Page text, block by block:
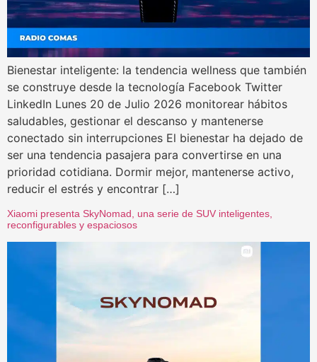
Bienestar inteligente: la tendencia wellness que también
se construye desde la tecnología Facebook Twitter
LinkedIn Lunes 20 de Julio 2026 monitorear hábitos
saludables, gestionar el descanso y mantenerse
conectado sin interrupciones El bienestar ha dejado de
ser una tendencia pasajera para convertirse en una
prioridad cotidiana. Dormir mejor, mantenerse activo,
reducir el estrés y encontrar […]
Xiaomi presenta SkyNomad, una serie de SUV inteligentes,
reconfigurables y espaciosos